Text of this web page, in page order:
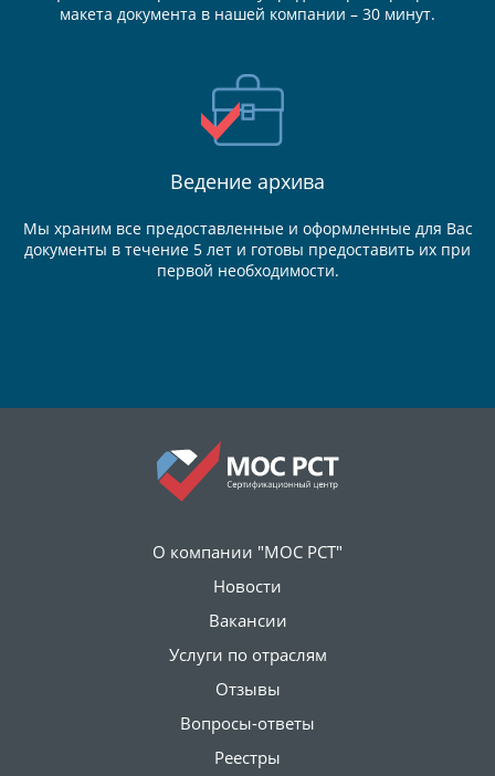
макета документа в нашей компании – 30 минут.
Ведение архива
Мы храним все предоставленные и оформленные для Вас
документы в течение 5 лет и готовы предоставить их при
первой необходимости.
О компании "МОС РСТ"
Новости
Вакансии
Услуги по отраслям
Отзывы
Вопросы-ответы
Реестры